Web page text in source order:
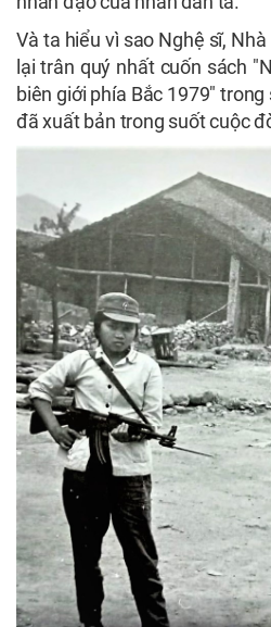
Và ta hiểu vì sao Nghệ sĩ,
lại trân quý nhất cuốn sách
biên giới phía Bắc 1979"
đã xuất bản trong suốt cuộc